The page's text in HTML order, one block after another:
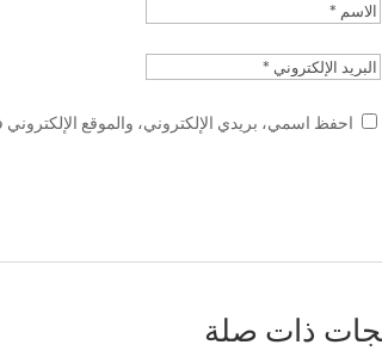
احفظ اسمي، بريدي الإلكتروني، والموقع
ذات صلة